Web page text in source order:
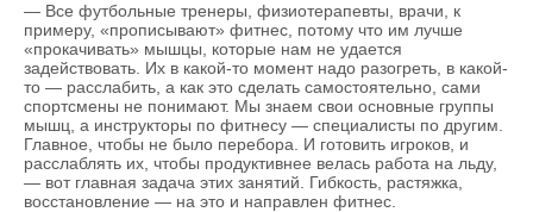
— Все футбольные тренеры, физиотерапевты, врачи, к
примеру, «прописывают» фитнес, потому что им лучше
«прокачивать» мышцы, которые нам не удается
задействовать. Их в какой-то момент надо разогреть, в какой-
то — расслабить, а как это сделать самостоятельно, сами
спортсмены не понимают. Мы знаем свои основные группы
мышц, а инструкторы по фитнесу — специалисты по другим.
Главное, чтобы не было перебора. И готовить игроков, и
расслаблять их, чтобы продуктивнее велась работа на льду,
— вот главная задача этих занятий. Гибкость, растяжка,
восстановление — на это и направлен фитнес.